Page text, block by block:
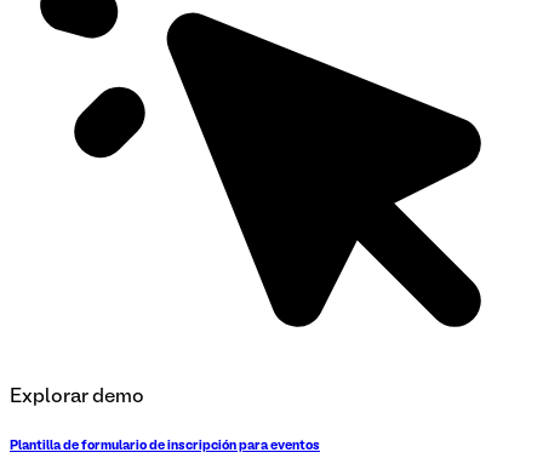
Explorar demo
Plantilla de formulario de inscripción para eventos